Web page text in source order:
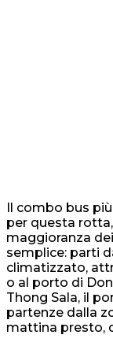
Il combo bus
per questa
maggioranza
semplice: parti
climatizzato,
o al porto di
Thong Sala, il
partenze dalla
mattina presto,